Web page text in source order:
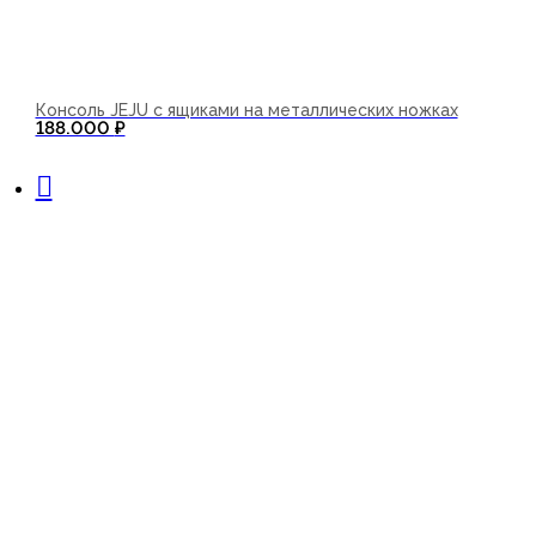
Консоль JEJU с ящиками на металлических ножках
188.000 ₽